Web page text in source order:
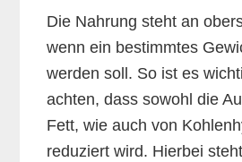
Die Nahrung steht an
wenn ein bestimmtes
werden soll. So ist es
achten, dass sowohl die
Fett, wie auch von
reduziert wird. Hierbei